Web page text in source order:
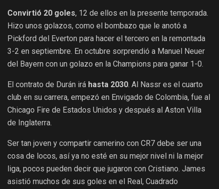
Convirtió 20 goles, 12 de ellos en la presente temporada.
Hizo unos golazos, como el bombazo que le anotó a
Pickford del Everton para hacer el tercero en la remontada
3-2 en septiembre. En octubre sorprendió a Manuel Neuer
del Bayern con un golazo en la Champions para ganar 1-0.
El contrato de Durán irá hasta 2030. Al Nassr es el cuarto
club en su carrera, empezó en Envigado de Colombia, fue al
Chicago Fire de Estados Unidos y después al Aston Villa
de Inglaterra.
Ser tan joven y compartir camerino con CR7 debe ser una
cosa de locos, así ya no esté en su mejor nivel ni la mejor
liga, pocos pueden decir que jugaron con Cristiano. James
asistió muchos de sus goles en el Real, Cuadrado